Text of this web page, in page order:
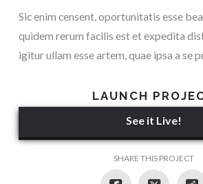
Sic enim censent, oportunitatis esse
quidem rerum facilis est et expedita
igitur ullam esse artem, quae ipsa a se
LAUNCH
See it Live!
SHARE THIS PROJECT